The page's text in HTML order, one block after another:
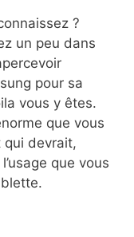
?
un peu dans
pour sa
vous y êtes.
que vous
qui devrait,
que vous